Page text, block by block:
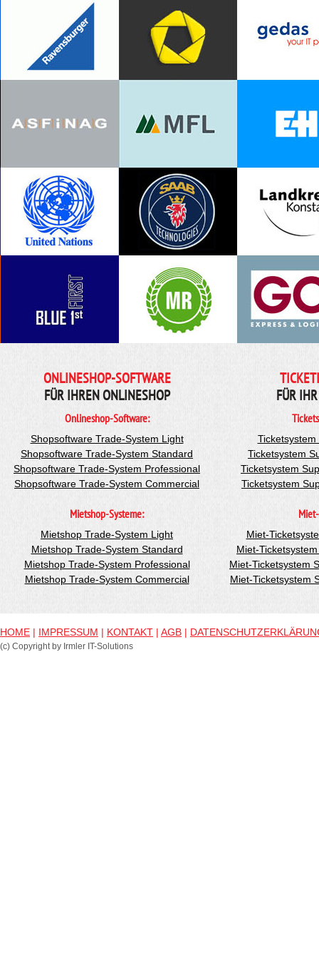
ONLINESHOP-SOFTWARE
FÜR IHREN ONLINESHOP
Onlineshop-Software:
Shopsoftware Trade-System Light
Shopsoftware Trade-System Standard
Shopsoftware Trade-System Professional
Shopsoftware Trade-System Commercial
Mietshop-Systeme:
Mietshop Trade-System Light
Mietshop Trade-System Standard
Mietshop Trade-System Professional
Mietshop Trade-System Commercial
FÜR
Ticketsystem
Ticketsystem
Ticketsystem
Miet-
Miet-
Miet-Ticketsystem
Miet-Ticketsystem
HOME | IMPRESSUM | KONTAKT | AGB |
(c) Copyright by Irmler IT-Solutions